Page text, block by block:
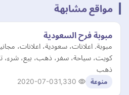
مواقع مشابهة
مبوبة فرح السعودية
مبوبة. اعلانات، سعودية، اعلانات،
كويت، سياحة، سفر، ذهب، بيع، شرء،
ذهب
منوعة 2020-07-03